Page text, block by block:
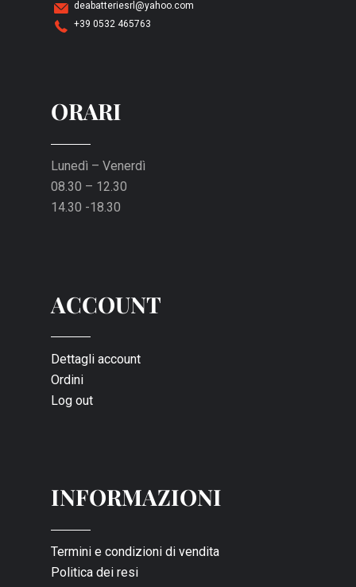
deabatteriesrl@yahoo.com
+39 0532 465763
ORARI
Lunedì – Venerdì
08.30 – 12.30
14.30 -18.30
ACCOUNT
Dettagli account
Ordini
Log out
INFORMAZIONI
Termini e condizioni di vendita
Politica dei resi